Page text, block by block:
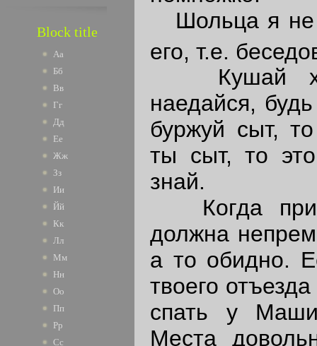
Block title
Аа
Бб
Вв
Гг
Дд
Ее
Жж
Зз
Ии
Йй
Кк
Лл
Мм
Нн
Оо
Пп
Рр
Сс
Шольца я не
его, т.е.
Кушай
наедайся,
буржуй сыт,
ты сыт, то
знай.
Когда
должна
а то обидно.
твоего
спать у
Места